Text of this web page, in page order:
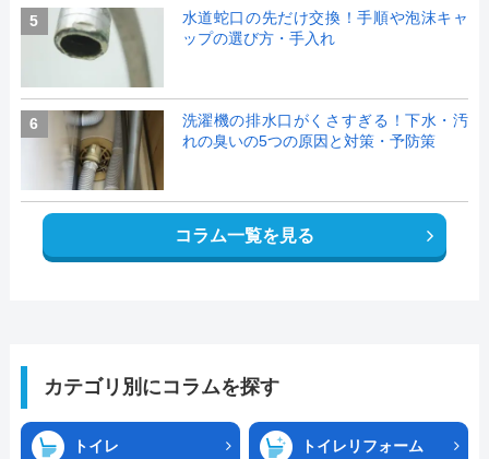
5
水道蛇口の先だけ交換！手順や泡沫キャ
ップの選び方・手入れ
6
洗濯機の排水口がくさすぎる！下水・汚
れの臭いの5つの原因と対策・予防策
コラム一覧を見る
カテゴリ別にコラムを探す
トイレ トイレリフォーム